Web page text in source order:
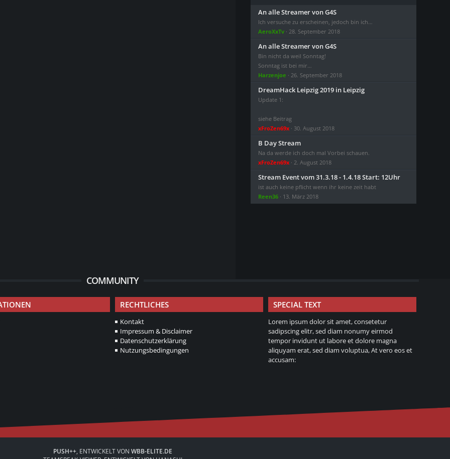
An alle Streamer von G4S
Ich versuche zu erscheinen, jedoch bin ich…
AeroXxTv
28. September 2018
An alle Streamer von G4S
Bin nicht da weil Sonntag!
Sonntag ist bei mir…
Harzenjoe
26. September 2018
DreamHack Leipzig 2019 in Leipzig
Update 1:
siehe Beitrag
xFroZen69x
30. August 2018
B Day Stream
Na da werde ich doch mal Vorbei schauen.
xFroZen69x
2. August 2018
Stream Event vom 31.3.18 - 1.4.18 Start: 12Uhr
ist auch keine pflicht wenn ihr keine zeit habt
Reen36
13. März 2018
COMMUNITY
RECHTLICHES
Kontakt
Impressum & Disclaimer
Datenschutzerklärung
Nutzungsbedingungen
SPECIAL TEXT
Lorem ipsum dolor sit amet, consetetur
sadipscing elitr, sed diam nonumy eirmod
tempor invidunt ut labore et dolore magna
aliquyam erat, sed diam voluptua, At vero eos et
accusam:
PUSH++, ENTWICKELT VON WBB-ELITE.DE